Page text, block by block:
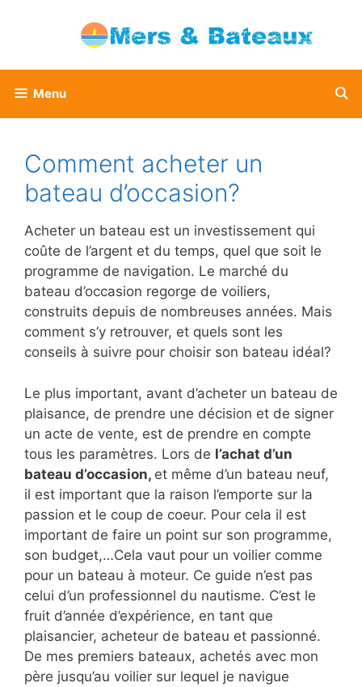
Menu
Comment acheter un
bateau d’occasion?
Acheter un bateau est un investissement qui
coûte de l’argent et du temps, quel que soit le
programme de navigation. Le marché du
bateau d’occasion regorge de voiliers,
construits depuis de nombreuses années. Mais
comment s’y retrouver, et quels sont les
conseils à suivre pour choisir son bateau idéal?
Le plus important, avant d’acheter un bateau de
plaisance, de prendre une décision et de signer
un acte de vente, est de prendre en compte
tous les paramètres. Lors de l’achat d’un
bateau d’occasion, et même d’un bateau neuf,
il est important que la raison l’emporte sur la
passion et le coup de coeur. Pour cela il est
important de faire un point sur son programme,
son budget,…Cela vaut pour un voilier comme
pour un bateau à moteur. Ce guide n’est pas
celui d’un professionnel du nautisme. C’est le
fruit d’année d’expérience, en tant que
plaisancier, acheteur de bateau et passionné.
De mes premiers bateaux, achetés avec mon
père jusqu’au voilier sur lequel je navigue